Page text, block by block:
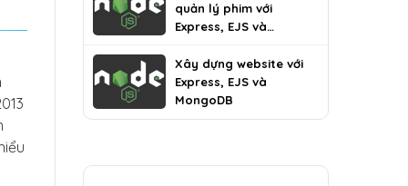
quản lý phim với
Express, EJS và
Xây dựng website với
Express, EJS và
MongoDB